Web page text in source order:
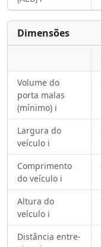
Dimensões
Volume do
porta malas
(mínimo) ℹ️
Largura do
veículo ℹ️
Comprimento
do veículo ℹ️
Altura do
veículo ℹ️
Distância entre-